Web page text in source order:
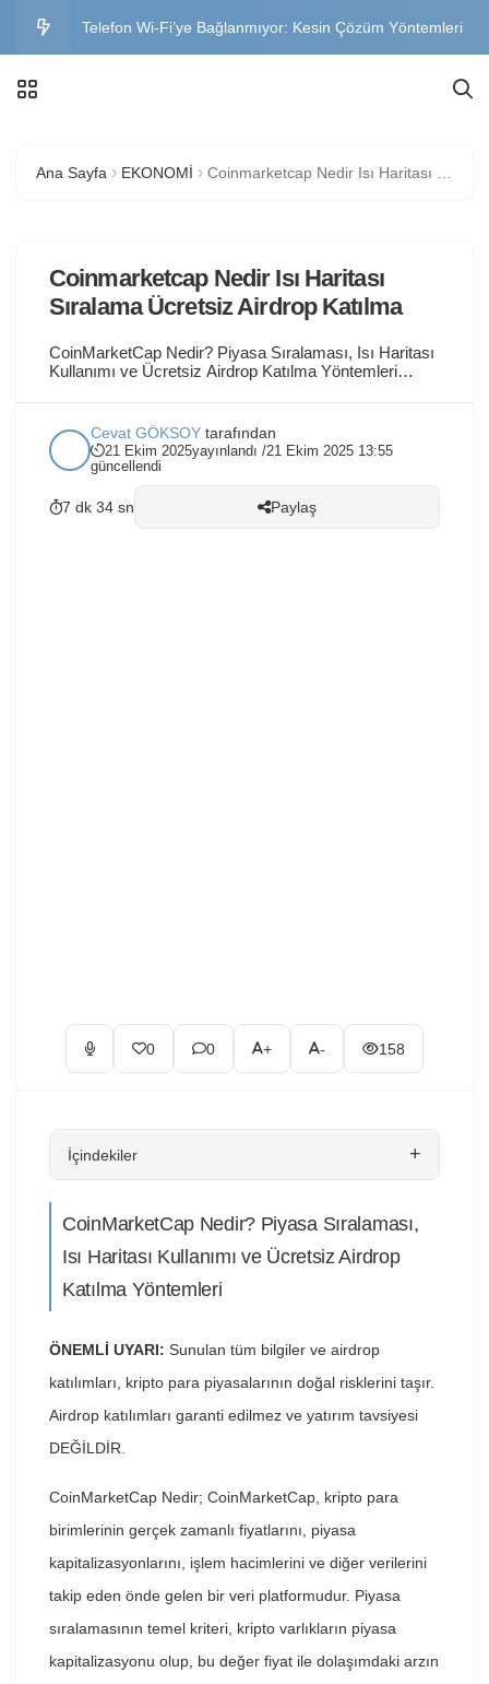
Telefon Wi-Fi’ye Bağlanmıyor: Kesin Çözüm Yöntemleri
Ana Sayfa EKONOMİ
Coinmarketcap Nedir Isı Haritası
Sıralama Ücretsiz Airdrop Katılma
CoinMarketCap Nedir? Piyasa Sıralaması, Isı Haritası
Kullanımı ve Ücretsiz Airdrop Katılma Yöntemleri
katılımları, kripto para piyasalarının doğal risklerini
taşır. Airdrop katılımları garanti edilmez ve yatırım
tavsiyesi DEĞİLDİR. CoinMarketCap Nedir;
CoinMarketCap, kripto para birimlerinin gerçek
zamanlı fiyatlarını, piyasa kapitalizasyonlarını, işlem
hacimlerini ve diğer verilerini...
Cevat GÖKSOY tarafından
21 Ekim 2025yayınlandı /21 Ekim 2025 13:55
güncellendi
7 dk 34 sn Paylaş
0 0 + - 158
İçindekiler +
CoinMarketCap Nedir? Piyasa Sıralaması,
Isı Haritası Kullanımı ve Ücretsiz Airdrop
Katılma Yöntemleri
ÖNEMLİ UYARI: Sunulan tüm bilgiler ve airdrop
katılımları, kripto para piyasalarının doğal risklerini taşır.
Airdrop katılımları garanti edilmez ve yatırım tavsiyesi
DEĞİLDİR.
CoinMarketCap Nedir; CoinMarketCap, kripto para
birimlerinin gerçek zamanlı fiyatlarını, piyasa
kapitalizasyonlarını, işlem hacimlerini ve diğer verilerini
takip eden önde gelen bir veri platformudur. Piyasa
sıralamasının temel kriteri, kripto varlıkların piyasa
kapitalizasyonu olup, bu değer fiyat ile dolaşımdaki arzın